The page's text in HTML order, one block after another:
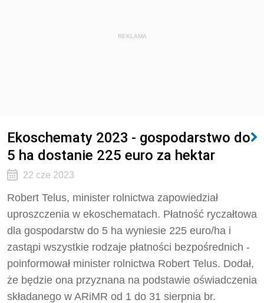
REKLAMA
Ekoschematy 2023 - gospodarstwo do
5 ha dostanie 225 euro za hektar
22 cze 2023
Robert Telus, minister rolnictwa zapowiedział
uproszczenia w ekoschematach. Płatność ryczałtowa
dla gospodarstw do 5 ha wyniesie 225 euro/ha i
zastąpi wszystkie rodzaje płatności bezpośrednich -
poinformował minister rolnictwa Robert Telus. Dodał,
że będzie ona przyznana na podstawie oświadczenia
składanego w ARiMR od 1 do 31 sierpnia br.